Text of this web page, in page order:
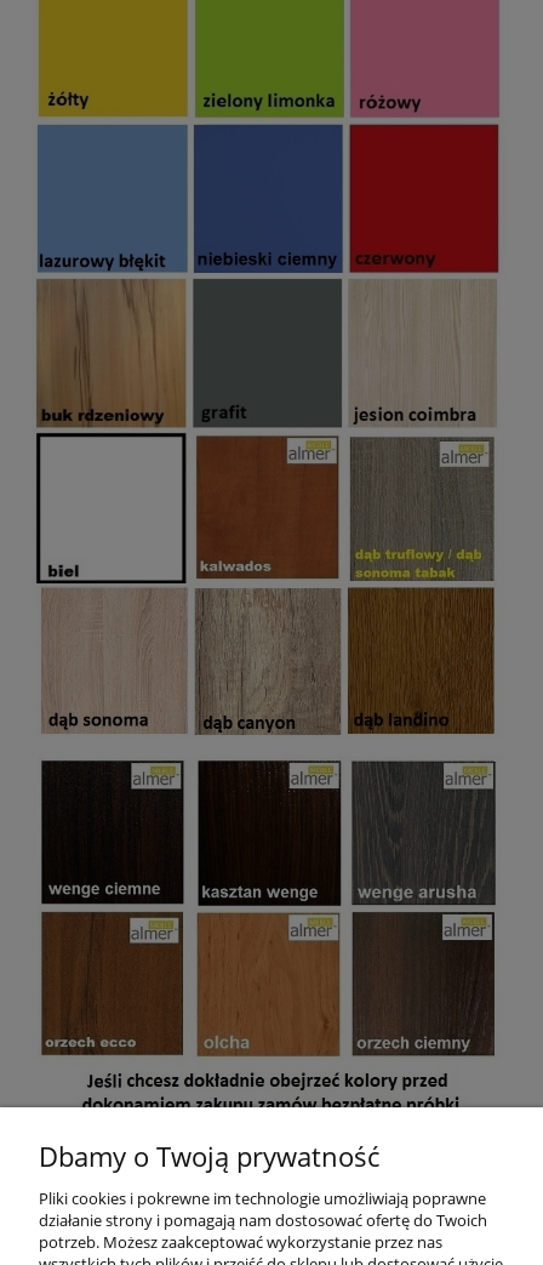
Mebel jest przeznaczony do samodzielnego montażu. W paczce
sprzedaży (paragon lub na życzenie faktura VAT).
Dbamy o Twoją prywatność
Pliki cookies i pokrewne im technologie umożliwiają poprawne
działanie strony i pomagają nam dostosować ofertę do Twoich
potrzeb. Możesz zaakceptować wykorzystanie przez nas